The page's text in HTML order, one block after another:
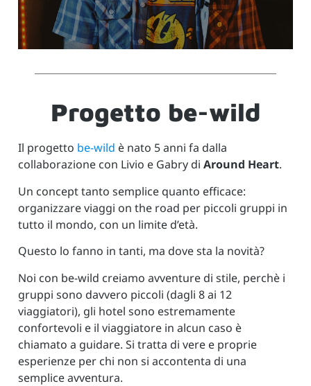
Progetto be-wild
Il progetto be-wild è nato 5 anni fa dalla
collaborazione con Livio e Gabry di Around Heart.
Un concept tanto semplice quanto efficace:
organizzare viaggi on the road per piccoli gruppi in
tutto il mondo, con un limite d’età.
Questo lo fanno in tanti, ma dove sta la novità?
Noi con be-wild creiamo avventure di stile, perchè i
gruppi sono davvero piccoli (dagli 8 ai 12
viaggiatori), gli hotel sono estremamente
confortevoli e il viaggiatore in alcun caso è
chiamato a guidare. Si tratta di vere e proprie
esperienze per chi non si accontenta di una
semplice avventura.